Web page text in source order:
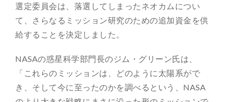
選定委員会は、落選してしまったネオカムについ
て、さらなるミッション研究のための追加資金を供
給することを決定しました。
NASAの惑星科学部門長のジム・グリーン氏は、
「これらのミッションは、どのように太陽系がで
き、そして今に至ったのかを調べるという、NASA